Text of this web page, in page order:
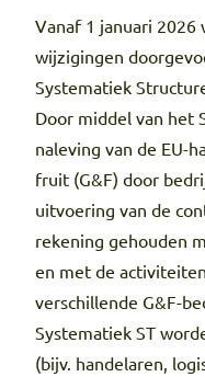
Vanaf 1 januari 2026
wijzigingen
Systematiek
Door middel van het
naleving van de EU-
fruit (G&F) door
uitvoering van de
rekening gehouden
en met de
verschillende G&F-
Systematiek ST
(bijv. handelaren,